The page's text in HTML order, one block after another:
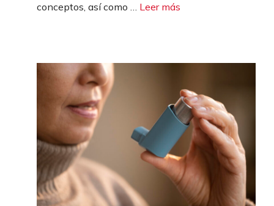
conceptos, así como … Leer más